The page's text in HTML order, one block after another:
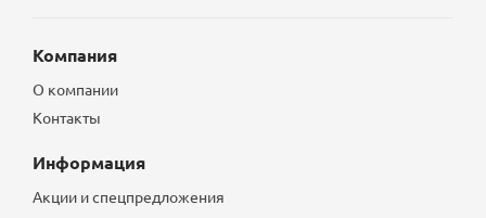
Компания
О компании
Контакты
Информация
Акции и спецпредложения